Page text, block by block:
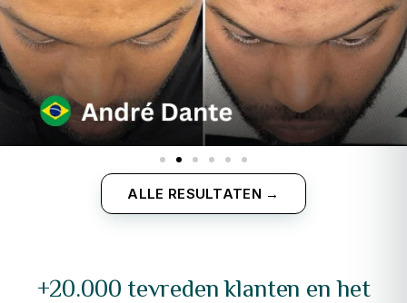
ALLE RESULTATEN →
+20.000 tevreden klanten en het